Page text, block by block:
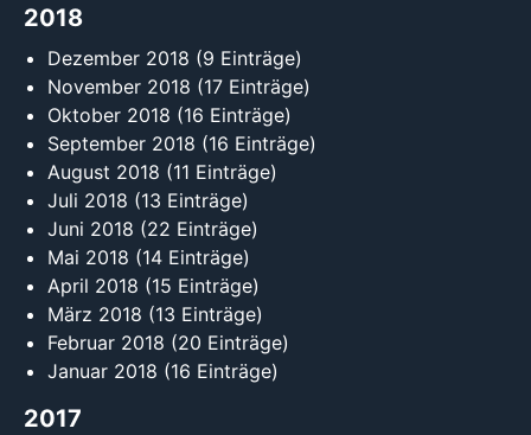
2018
Dezember 2018 (9 Einträge)
November 2018 (17 Einträge)
Oktober 2018 (16 Einträge)
September 2018 (16 Einträge)
August 2018 (11 Einträge)
Juli 2018 (13 Einträge)
Juni 2018 (22 Einträge)
Mai 2018 (14 Einträge)
April 2018 (15 Einträge)
März 2018 (13 Einträge)
Februar 2018 (20 Einträge)
Januar 2018 (16 Einträge)
2017